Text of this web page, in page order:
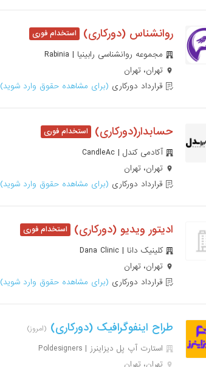
روانشناس (دورکاری)
مجموعه روانشناسی رابینیا | Rabinia
تهران، تهران
قرارداد دورکاری (برای مشاهده حقوق وارد شوید)
حسابدار(دورکاری)
آکادمی کندل | CandleAc
تهران، تهران
قرارداد دورکاری (برای مشاهده حقوق وارد شوید)
ادیتور ویدیو (دورکاری)
کلینیک دانا | Dana Clinic
تهران، تهران
قرارداد دورکاری (برای مشاهده حقوق وارد شوید)
طراح اینفوگرافیک (دورکاری) (امروز)
استارت آپ پل دیزاینرز | Poldesigners
تهران، تهران